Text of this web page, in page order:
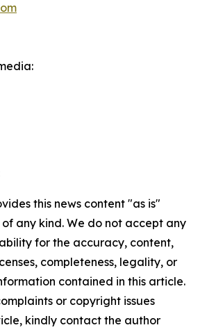
this news content "as is"
any kind. We do not accept any
for the accuracy, content,
completeness, legality, or
contained in this article.
or copyright issues
kindly contact the author